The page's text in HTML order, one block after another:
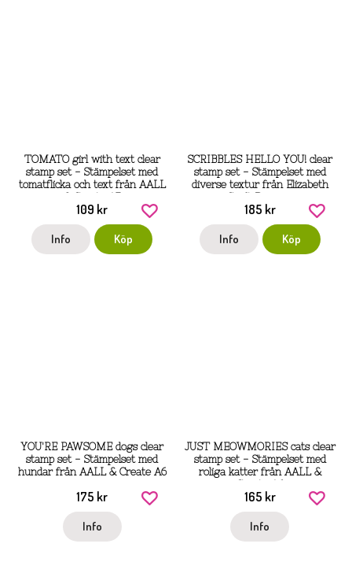
TOMATO girl with text clear
stamp set - Stämpelset med
tomatflicka och text från AALL
109 kr
Info Köp
SCRIBBLES HELLO YOU! clear
stamp set - Stämpelset med
diverse textur från Elizabeth
185 kr
Info Köp
YOU'RE PAWSOME dogs clear
stamp set - Stämpelset med
hundar från AALL & Create A6
175 kr
Info
JUST MEOWMORIES cats clear
stamp set - Stämpelset med
roliga katter från AALL &
165 kr
Info